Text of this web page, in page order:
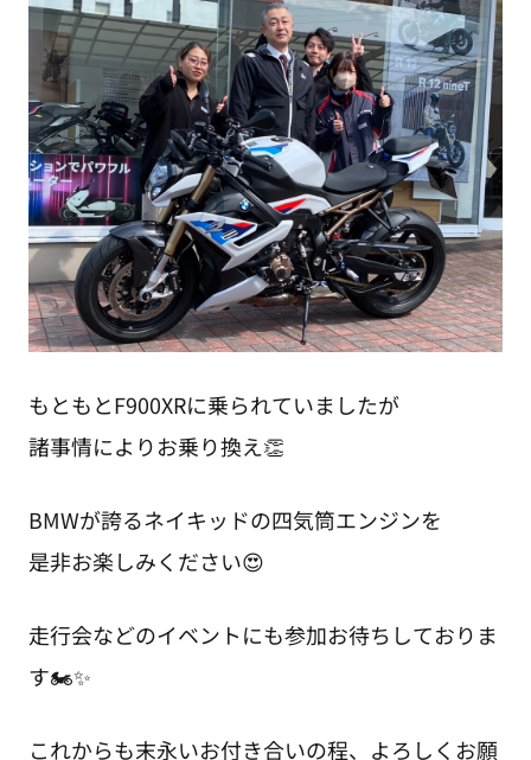
もともとF900XRに乗られていましたが
諸事情によりお乗り換え👏
BMWが誇るネイキッドの四気筒エンジンを
是非お楽しみください😍
走行会などのイベントにも参加お待ちしておりま
す🏍✨
これからも末永いお付き合いの程、よろしくお願